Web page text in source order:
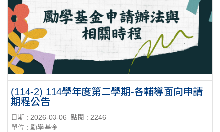
(114-2) 114學年度第二學期-各輔導面向申請
期程公告
日期 : 2026-03-06
點閱 : 2246
單位 : 勵學基金